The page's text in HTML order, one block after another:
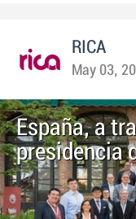
RICA
May 03,
​España, a
presidencia